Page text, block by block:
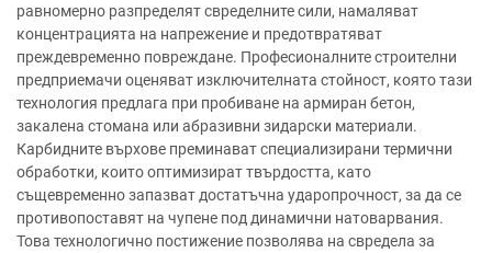
равномерно разпределят свределните сили, намаляват
концентрацията на напрежение и предотвратяват
преждевременно повреждане. Професионалните строителни
предприемачи оценяват изключителната стойност, която тази
технология предлага при пробиване на армиран бетон,
закалена стомана или абразивни зидарски материали.
Карбидните върхове преминават специализирани термични
обработки, които оптимизират твърдостта, като
същевременно запазват достатъчна ударопрочност, за да се
противопоставят на чупене под динамични натоварвания.
Това технологично постижение позволява на свредела за